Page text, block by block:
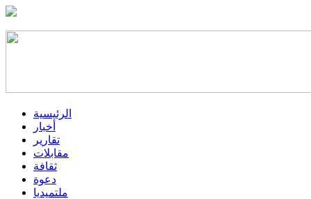
الرئيسية
أخبار
تقارير
مقابلات
ثقافة
دعوة
ملتميديا